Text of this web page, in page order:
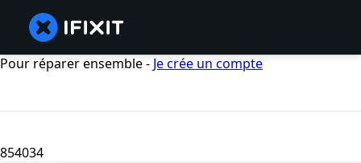
Pour réparer ensemble - Je crée un compte
854034